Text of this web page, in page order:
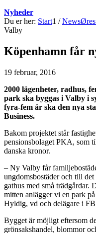
Nyheder
Du er her: Start1 /
Valby
Köpenhamn får
19 februar, 2016
2000 lägenheter, radhus,
park ska byggas i Valby i
fyra-fem år ska den nya
Business.
Bakom projektet står
pensionsbolaget PKA, som
danska kronor.
– Ny Valby får
ungdomsbostäder och till
gathus med små trädgårdar.
mitten anlägger vi en park
Hyldig, vd och delägare i
Bygget är möjligt eftersom
grönsakshandel, blommor